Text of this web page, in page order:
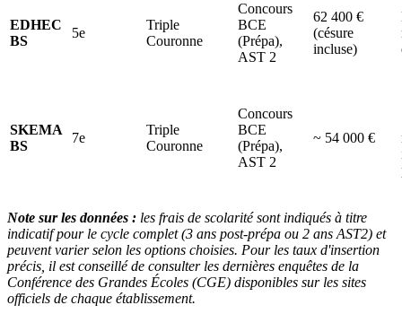
EDHEC
BS
5e
Triple
Couronne
Concours
BCE
(Prépa),
AST 2
62 400 €
(césure
incluse)
SKEMA
BS
7e
Triple
Couronne
Concours
BCE
(Prépa),
AST 2
~ 54 000 €
Note sur les données : les frais de scolarité sont indiqués à titre
indicatif pour le cycle complet (3 ans post-prépa ou 2 ans AST2) et
peuvent varier selon les options choisies. Pour les taux d'insertion
précis, il est conseillé de consulter les dernières enquêtes de la
Conférence des Grandes Écoles (CGE) disponibles sur les sites
officiels de chaque établissement.